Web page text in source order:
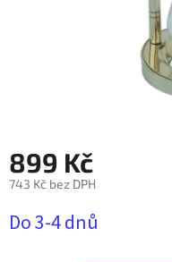
899 Kč
743 Kč bez DPH
cena:
Do 3-4 dnů